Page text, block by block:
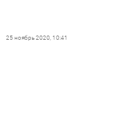
25 ноябрь 2020, 10:41